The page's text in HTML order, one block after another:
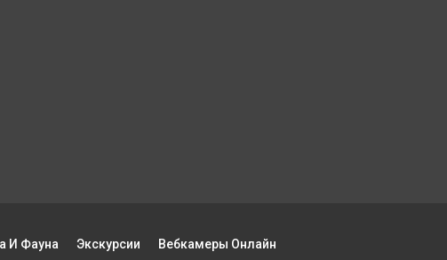
И Фауна Экскурсии Вебкамеры Онлайн